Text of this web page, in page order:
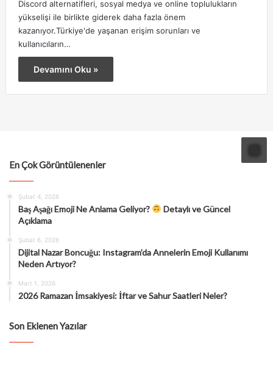
Discord alternatifleri, sosyal medya ve online toplulukların
yükselişi ile birlikte giderek daha fazla önem
kazanıyor.Türkiye'de yaşanan erişim sorunları ve
kullanıcıların…
Devamını Oku »
En Çok Görüntülenenler
Şubat 4, 2026
Baş Aşağı Emoji Ne Anlama Geliyor?
Detaylı ve Güncel
Açıklama
Şubat 6, 2026
Dijital Nazar Boncuğu: Instagram’da Annelerin Emoji Kullanımı
Neden Artıyor?
Mart 1, 2026
2026 Ramazan İmsakiyesi: İftar ve Sahur Saatleri Neler?
Son Eklenen Yazılar